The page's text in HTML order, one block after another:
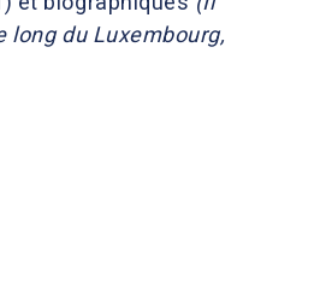
long du Luxembourg,